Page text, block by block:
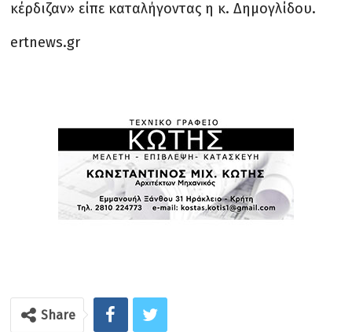
κέρδιζαν» είπε καταλήγοντας η κ. Δημογλίδου.
ertnews.gr
Share